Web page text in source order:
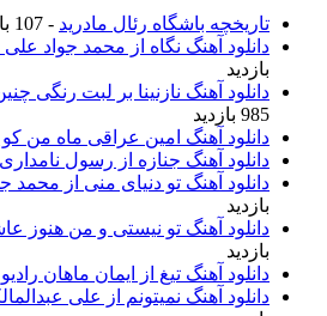
تاریخچه باشگاه رئال مادرید - 107 بازدید
دانلود آهنگ نگاه از محمد جواد
بازدید
دانلود آهنگ نازنینا بر لبت رنگی
985 بازدید
دانلود آهنگ امین عراقی ماه من کو
دانلود آهنگ جنازه از رسول
دانلود آهنگ تو دنیای منی از محمد
بازدید
دانلود آهنگ تو نیستی و من هنوز
بازدید
دانلود آهنگ تیغ از ایمان ماهان
دانلود آهنگ نمیتونم از علی